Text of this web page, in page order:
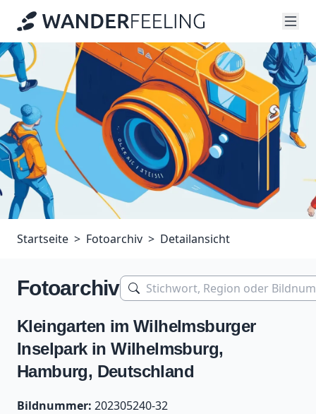
Startseite Fotoarchiv Detailansicht
Fotoarchiv
Kleingarten im Wilhelmsburger
Inselpark in Wilhelmsburg,
Hamburg, Deutschland
Bildnummer: 202305240-32